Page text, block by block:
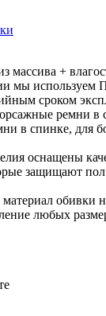
массива +
мы
сроком
ремни в
в спинке, для
оснащены
защищают
обивки
любых